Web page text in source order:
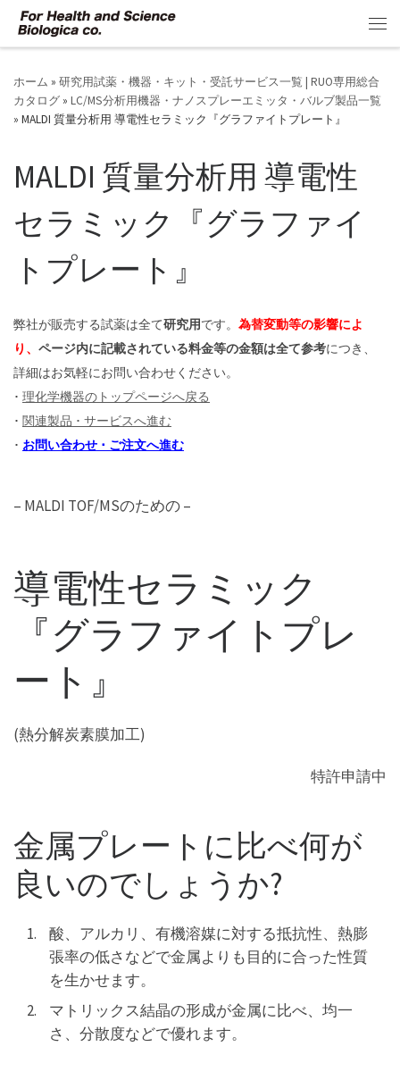
コンテンツへスキップ
ホーム » 研究用試薬・機器・キット・受託サービス一覧 | RUO専用総合
カタログ » LC/MS分析用機器・ナノスプレーエミッタ・バルブ製品一覧
» MALDI 質量分析用 導電性セラミック『グラファイトプレート』
MALDI 質量分析用 導電性
セラミック『グラファイ
トプレート』
弊社が販売する試薬は全て研究用です。 為替変動等の影響によ
り、 ページ内に記載されている料金等の金額は全て参考につき、
詳細はお気軽にお問い合わせください。
･ 理化学機器のトップページへ戻る
･ 関連製品 ･ サービスへ進む
･ お問い合わせ ･ ご注文へ進む
– MALDI TOF/MSのための –
導電性セラミック
『グラファイトプレ
ート』
(熱分解炭素膜加工)
特許申請中
金属プレートに比べ何が
良いのでしょうか?
酸、アルカリ、有機溶媒に対する抵抗性、熱膨
張率の低さなどで金属よりも目的に合った性質
を生かせます。
マトリックス結晶の形成が金属に比べ、均一
さ、分散度などで優れます。